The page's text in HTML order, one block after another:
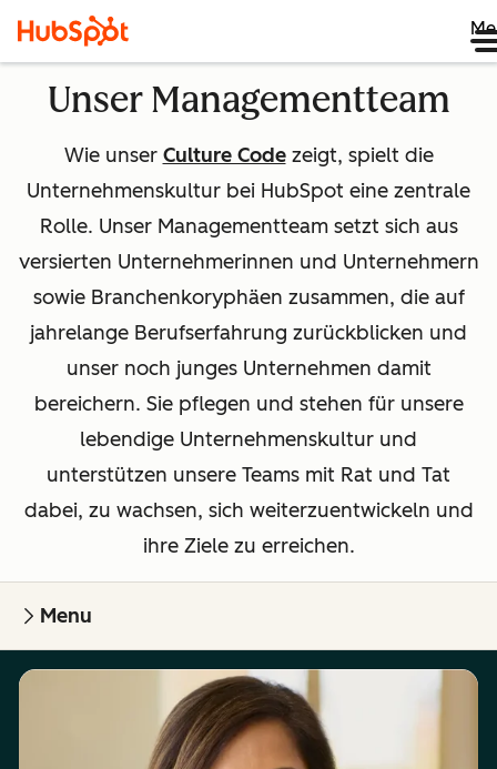
Unser Managementteam
Wie unser Culture Codezeigt, spielt die
Unternehmenskultur bei HubSpot eine zentrale
Rolle. Unser Managementteam setzt sich aus
versierten Unternehmerinnen und Unternehmern
sowie Branchenkoryphäen zusammen, die auf
jahrelange Berufserfahrung zurückblicken und
unser noch junges Unternehmen damit
bereichern. Sie pflegen und stehen für unsere
lebendige Unternehmenskultur und
unterstützen unsere Teams mit Rat und Tat
dabei, zu wachsen, sich weiterzuentwickeln und
ihre Ziele zu erreichen.
Menu